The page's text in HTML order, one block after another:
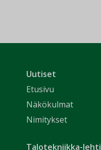
Uutiset
Etusivu
Näkökulmat
Nimitykset
Talotekniikka-lehti